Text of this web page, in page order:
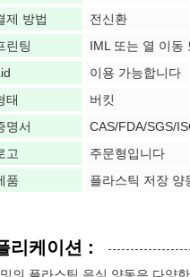
제 방법
전신환
린팅
IML 또는 열 이동
이용 가능합니다
태
버킷
명서
CAS/FDA/SGS/
고
주문형입니다
품
플라스틱 저장 양
리케이션 :